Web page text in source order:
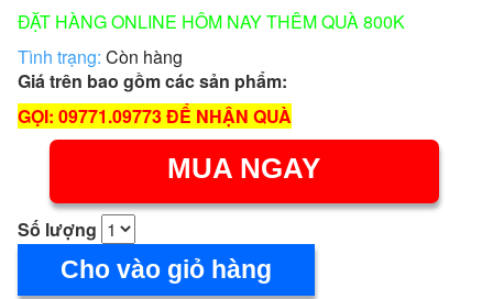
ĐẶT HÀNG ONLINE HÔM NAY THÊM QUÀ 800K
Tình trạng: Còn hàng
Giá trên bao gồm các sản phẩm:
GỌI: 09771.09773 ĐỂ NHẬN QUÀ
MUA NGAY
Số lượng
Cho vào giỏ hàng